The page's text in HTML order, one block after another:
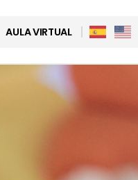
AULA VIRTUAL